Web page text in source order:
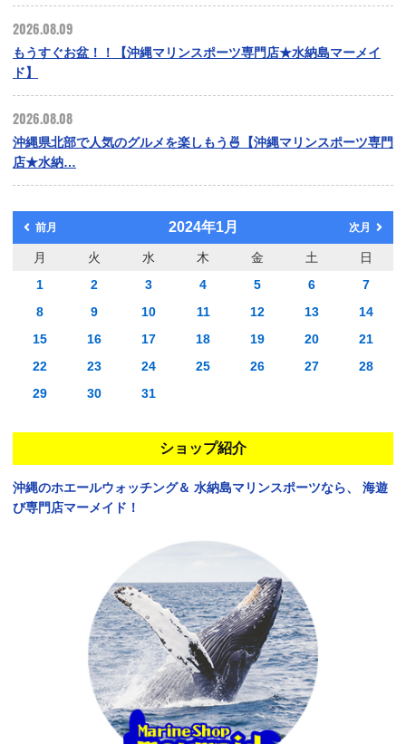
2026.08.09
もうすぐお盆！！【沖縄マリンスポーツ専門店★水納島マーメイ
ド】
2026.08.08
沖縄県北部で人気のグルメを楽しもう🍜【沖縄マリンスポーツ専門
店★水納…
前月 2024年1月 次月
月 火 水 木 金 土
日
1
2 3 4 5 6
7
8
9 10 11 12 13
14
15
16 17 18 19 20
21
22
23 24 25 26 27
28
29
30 31
ショップ紹介
沖縄のホエールウォッチング＆ 水納島マリンスポーツなら、
海遊
び専門店マーメイド！